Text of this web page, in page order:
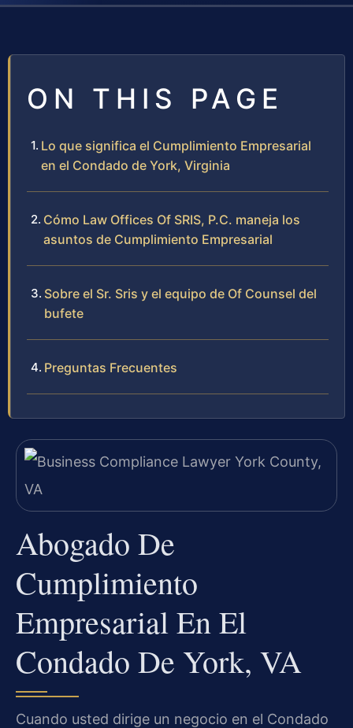
ON THIS PAGE
Lo que significa el Cumplimiento Empresarial
en el Condado de York, Virginia
Cómo Law Offices Of SRIS, P.C. maneja los
asuntos de Cumplimiento Empresarial
Sobre el Sr. Sris y el equipo de Of Counsel del
bufete
Preguntas Frecuentes
Abogado De
Cumplimiento
Empresarial En El
Condado De York, VA
Cuando usted dirige un negocio en el Condado